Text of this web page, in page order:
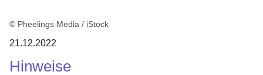
© Pheelings Media / iStock
21.12.2022
Hinweise